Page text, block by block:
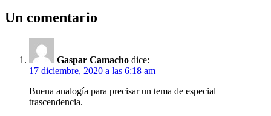
Un comentario
Gaspar Camacho dice:
17 diciembre, 2020 a las 6:18 am
Buena analogía para precisar un tema de especial
trascendencia.